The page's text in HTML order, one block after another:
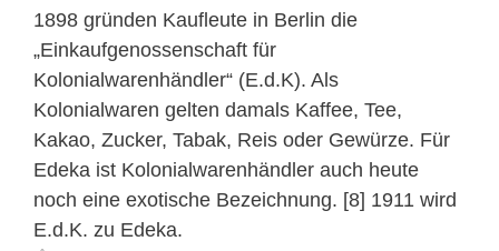
1898 gründen Kaufleute in Berlin die
„Einkaufgenossenschaft für
Kolonialwarenhändler“ (E.d.K). Als
Kolonialwaren gelten damals Kaffee, Tee,
Kakao, Zucker, Tabak, Reis oder Gewürze. Für
Edeka ist Kolonialwarenhändler auch heute
noch eine exotische Bezeichnung. [8] 1911 wird
E.d.K. zu Edeka.